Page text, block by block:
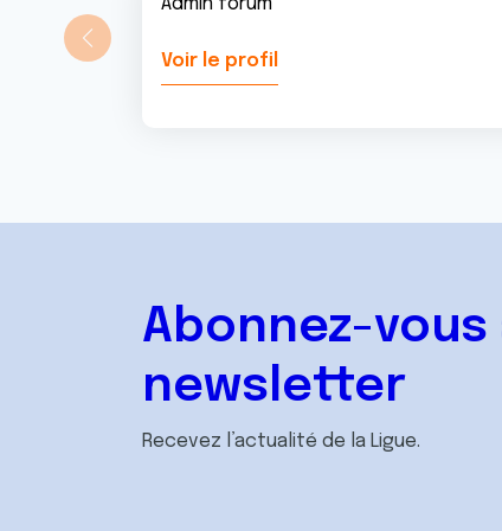
Admin forum
Voir le profil
Abonnez-
newsletter
Recevez l’actualité de la Ligue.